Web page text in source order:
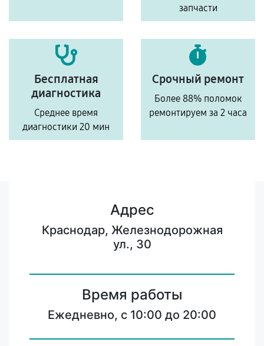
запчасти
Бесплатная
диагностика
Среднее время
диагностики 20 мин
Срочный ремонт
Более 88% поломок
ремонтируем за 2 часа
Адрес
Краснодар, Железнодорожная
ул., 30
Время работы
Ежедневно, с 10:00 до 20:00